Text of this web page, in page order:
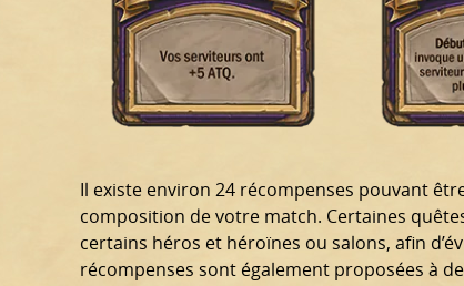
Il existe environ 24 récompenses pouvant
composition de votre match. Certaines
certains héros et héroïnes ou salons, afin
récompenses sont également proposées à